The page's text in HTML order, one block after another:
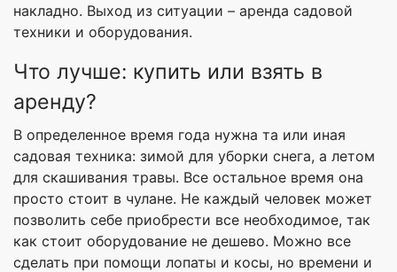
накладно. Выход из ситуации – аренда садовой
техники и оборудования.
Что лучше: купить или взять в
аренду?
В определенное время года нужна та или иная
садовая техника: зимой для уборки снега, а летом
для скашивания травы. Все остальное время она
просто стоит в чулане. Не каждый человек может
позволить себе приобрести все необходимое, так
как стоит оборудование не дешево. Можно все
сделать при помощи лопаты и косы, но времени и